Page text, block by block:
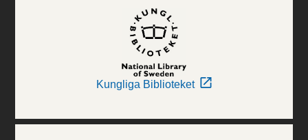
Kungliga Biblioteket